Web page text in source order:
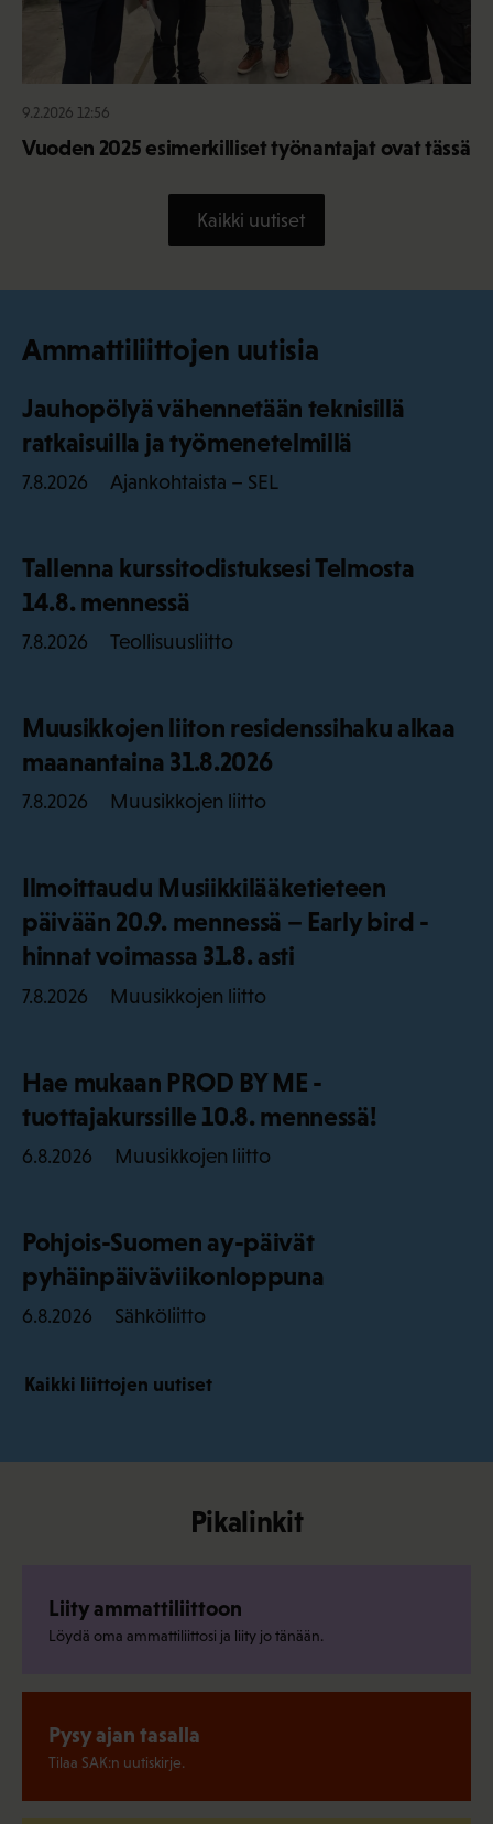
9.2.2026 12:56
Vuoden 2025 esimerkilliset työnantajat ovat tässä
Kaikki uutiset
Ammattiliittojen uutisia
Jauhopölyä vähennetään teknisillä
ratkaisuilla ja työmenetelmillä
7.8.2026 Ajankohtaista – SEL
Tallenna kurssitodistuksesi Telmosta
14.8. mennessä
7.8.2026 Teollisuusliitto
Muusikkojen liiton residenssihaku alkaa
maanantaina 31.8.2026
7.8.2026 Muusikkojen liitto
Ilmoittaudu Musiikkilääketieteen
päivään 20.9. mennessä – Early bird -
hinnat voimassa 31.8. asti
7.8.2026 Muusikkojen liitto
Hae mukaan PROD BY ME -
tuottajakurssille 10.8. mennessä!
6.8.2026 Muusikkojen liitto
Pohjois-Suomen ay-päivät
pyhäinpäiväviikonloppuna
6.8.2026 Sähköliitto
Kaikki liittojen uutiset
Pikalinkit
Liity ammattiliittoon
Löydä oma ammattiliittosi ja liity jo tänään.
Pysy ajan tasalla
Tilaa SAK:n uutiskirje.